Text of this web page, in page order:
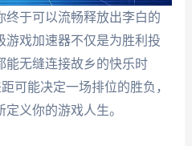
终于可以流畅释放出李白的
游戏加速器不仅是为胜利投
能无缝连接故乡的快乐时
可能决定一场排位的胜负，
义你的游戏人生。